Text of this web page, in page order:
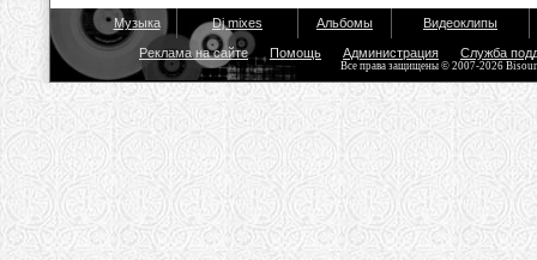
Музыка Dj mixes Альбомы Видеоклипы
Реклама на сайте Помощь Администрация Служба
Все права защищены © 2007-2026